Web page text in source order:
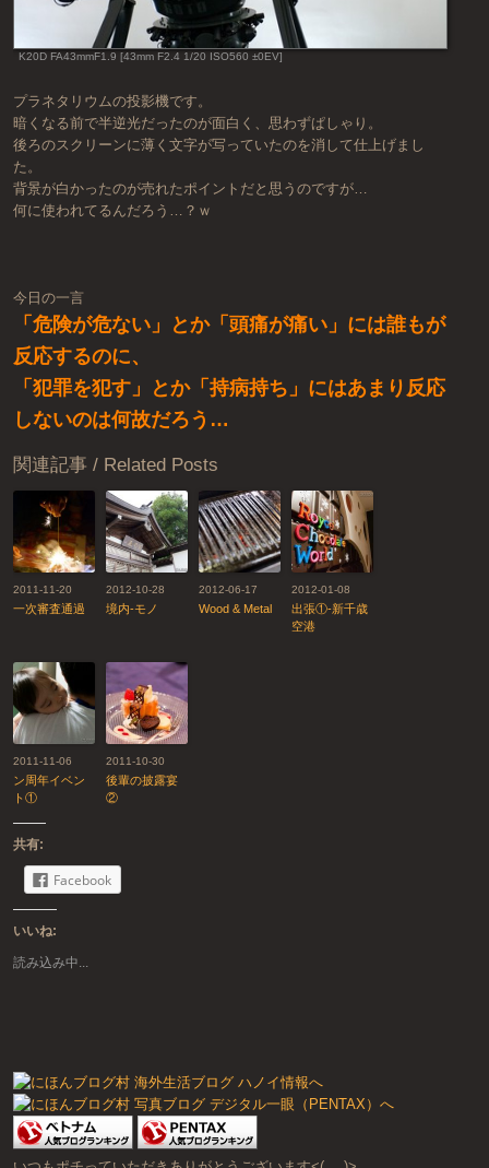
K20D FA43mmF1.9 [43mm F2.4 1/20 ISO560 ±0EV]
プラネタリウムの投影機です。
暗くなる前で半逆光だったのが面白く、思わずぱしゃり。
後ろのスクリーンに薄く文字が写っていたのを消して仕上げまし
た。
背景が白かったのが売れたポイントだと思うのですが…
何に使われてるんだろう…？ｗ
今日の一言
「危険が危ない」とか「頭痛が痛い」には誰もが
反応するのに、
「犯罪を犯す」とか「持病持ち」にはあまり反応
しないのは何故だろう…
関連記事 / Related Posts
2011-11-20
一次審査通過
2012-10-28
境内-モノ
2012-06-17
Wood & Metal
2012-01-08
出張①-新千歳
空港
2011-11-06
ン周年イベン
ト①
2011-10-30
後輩の披露宴
②
共有:
Facebook
いいね:
読み込み中...